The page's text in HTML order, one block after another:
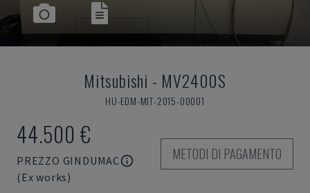
Mitsubishi - MV2400S
HU-EDM-MIT-2015-00001
44.500 €
PREZZO GINDUMAC
(Ex works)
METODI DI PAGAMENTO